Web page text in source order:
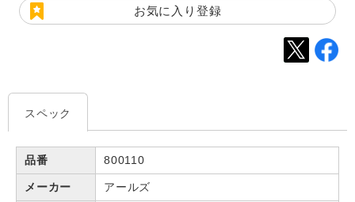
お気に入り登録
スペック
品番 800110
メーカー アールズ